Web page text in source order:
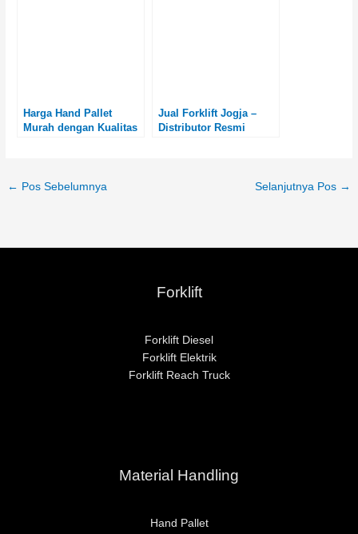
Harga Hand Pallet
Murah dengan Kualitas
Jual Forklift Jogja –
Distributor Resmi
← Pos Sebelumnya Selanjutnya Pos →
Forklift
Forklift Diesel
Forklift Elektrik
Forklift Reach Truck
Material Handling
Hand Pallet